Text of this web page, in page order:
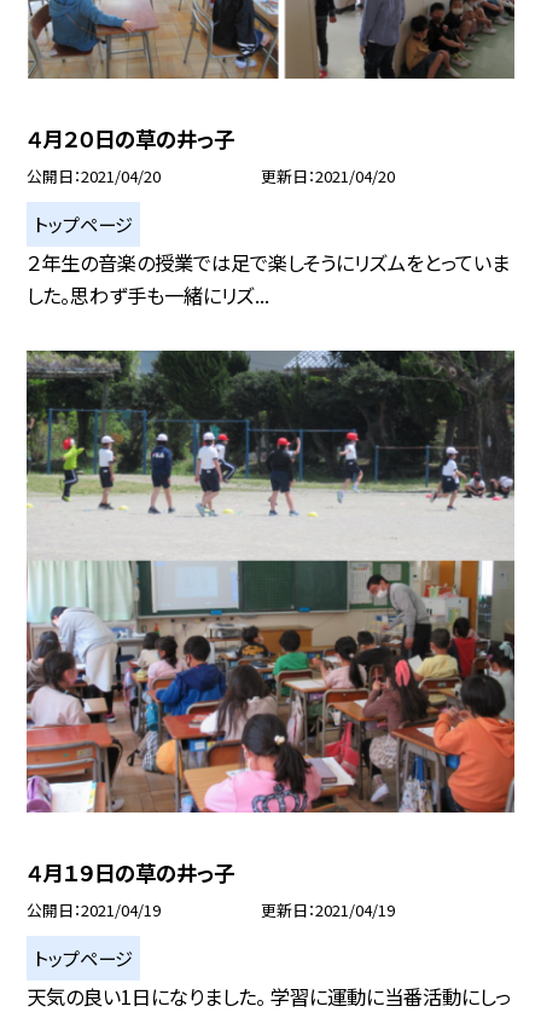
４月２０日の草の井っ子
公開日 2021/04/20 更新日 2021/04/20
トップページ
２年生の音楽の授業では足で楽しそうにリズムをとっていま
した。思わず手も一緒にリズ...
４月１９日の草の井っ子
公開日 2021/04/19 更新日 2021/04/19
トップページ
天気の良い1日になりました。 学習に運動に当番活動にしっ